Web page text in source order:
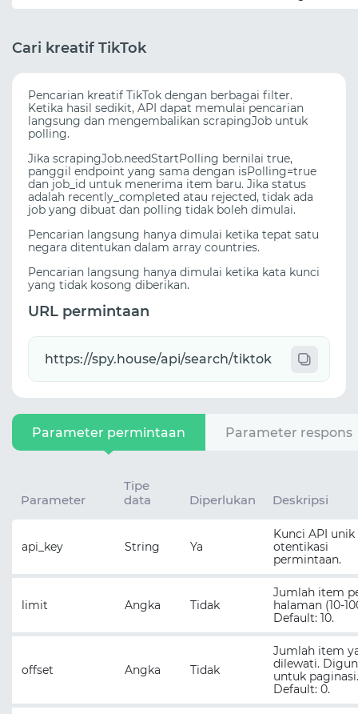
Cari kreatif TikTok
Pencarian kreatif TikTok dengan berbagai filter.
Ketika hasil sedikit, API dapat memulai pencarian
langsung dan mengembalikan scrapingJob untuk
polling.
Jika scrapingJob.needStartPolling bernilai true,
panggil endpoint yang sama dengan isPolling=true
dan job_id untuk menerima item baru. Jika status
adalah recently_completed atau rejected, tidak ada
job yang dibuat dan polling tidak boleh dimulai.
Pencarian langsung hanya dimulai ketika tepat satu
negara ditentukan dalam array countries.
Pencarian langsung hanya dimulai ketika kata kunci
yang tidak kosong diberikan.
URL permintaan
Parameter permintaan Parameter respons
Parameter
Tipe
data
Diperlukan Deskripsi
api_key String Ya
Kunci API
otentikasi
permintaan.
limit Angka Tidak
Jumlah item
halaman (10-
Default: 10.
offset Angka Tidak
Jumlah item
dilewati.
untuk paginasi.
Default: 0.